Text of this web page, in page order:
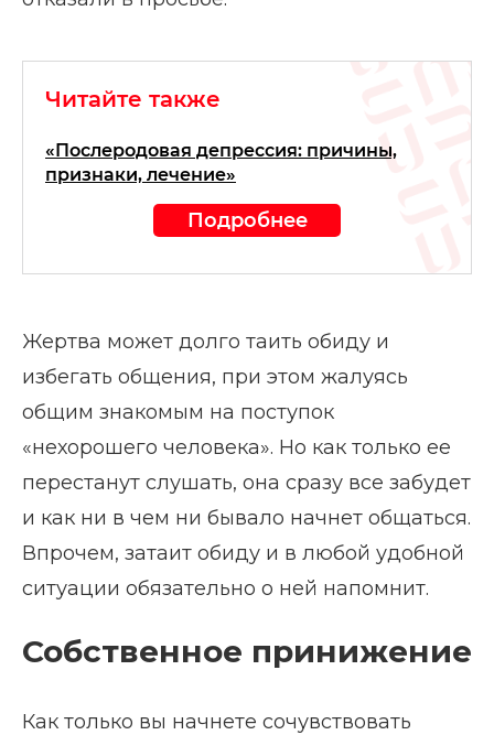
Читайте также
«Послеродовая депрессия: причины,
признаки, лечение»
Подробнее
Жертва может долго таить обиду и
избегать общения, при этом жалуясь
общим знакомым на поступок
«нехорошего человека». Но как только ее
перестанут слушать, она сразу все забудет
и как ни в чем ни бывало начнет общаться.
Впрочем, затаит обиду и в любой удобной
ситуации обязательно о ней напомнит.
Собственное принижение
Как только вы начнете сочувствовать